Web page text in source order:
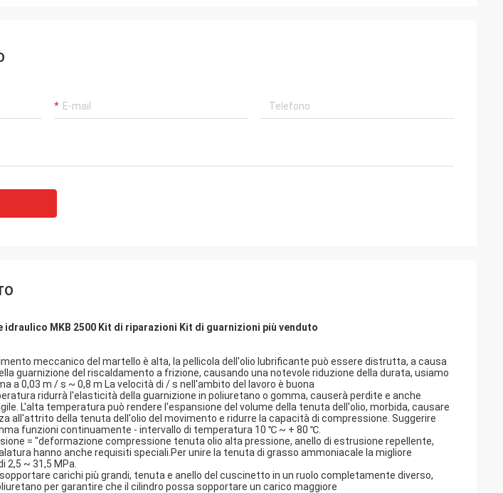
MKB 2500 Kit di riparazioni Kit di guarnizioni più venduto
meccanico del martello è alta, la pellicola dell'olio lubrificante può essere distrutta, a causa
guarnizione del riscaldamento a frizione, causando una notevole riduzione della durata, usiamo
a 0,03 m / s ~ 0,8 m La velocità di / s nell'ambito del lavoro è buona
ridurrà l'elasticità della guarnizione in poliuretano o gomma, causerà perdite e anche
L'alta temperatura può rendere l'espansione del volume della tenuta dell'olio, morbida, causare
all'attrito della tenuta dell'olio del movimento e ridurre la capacità di compressione. Suggerire
funzioni continuamente - intervallo di temperatura 10 ℃ ~ + 80 ℃.
= "deformazione compressione tenuta olio alta pressione, anello di estrusione repellente,
hanno anche requisiti speciali.Per unire la tenuta di grasso ammoniacale la migliore
2,5 ~ 31,5 MPa.
sopportare carichi più grandi, tenuta e anello del cuscinetto in un ruolo completamente diverso,
per garantire che il cilindro possa sopportare un carico maggiore